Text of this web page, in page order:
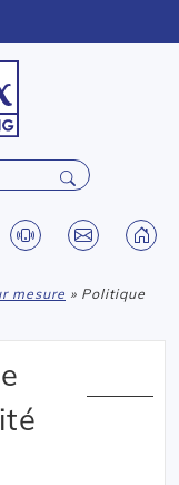
mesure » Politique